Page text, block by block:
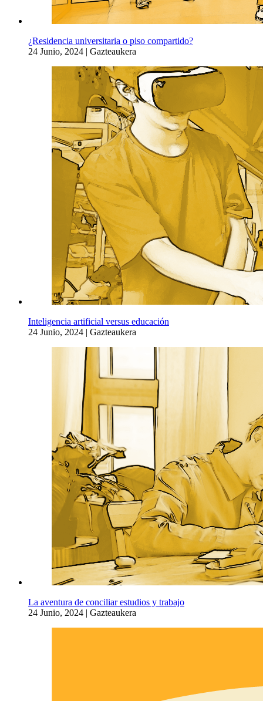
¿Residencia universitaria o piso compartido?
24 Junio, 2024 | Gazteaukera
Inteligencia artificial versus educación
24 Junio, 2024 | Gazteaukera
La aventura de conciliar estudios y trabajo
24 Junio, 2024 | Gazteaukera